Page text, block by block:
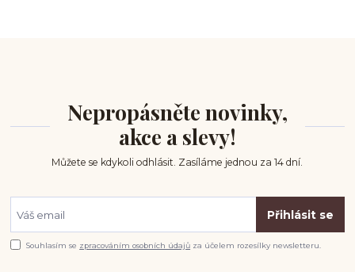
Nepropásněte novinky,
akce a slevy!
Můžete se kdykoli odhlásit. Zasíláme jednou za 14 dní.
Přihlásit se
Souhlasím se zpracováním osobních údajů za účelem rozesílky newsletteru.